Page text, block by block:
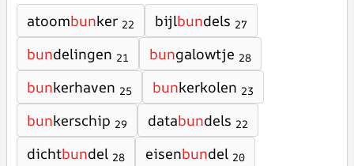
atoombunker 22 bijlbundels 27
bundelingen 21 bungalowtje 28
bunkerhaven 25 bunkerkolen 23
bunkerschip 29 databundels 22
dichtbundel 28 eisenbundel 20